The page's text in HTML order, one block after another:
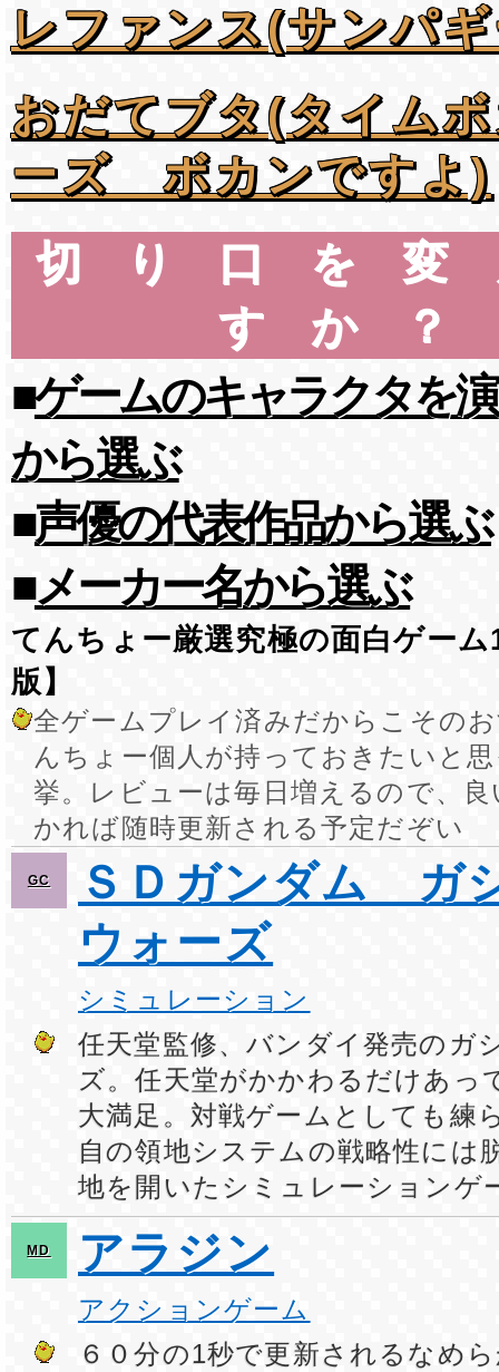
レファンス(サンパ
おだてブタ(タイム
ーズ ボカンですよ)
切り口を
すか？
■ゲームのキャラクタを
から選ぶ
■声優の代表作品から選ぶ
■メーカー名から選ぶ
てんちょー厳選究極の面白ゲー
版】
全ゲームプレイ済みだからこその
んちょー個人が持っておきたいと
挙。レビューは毎日増えるので、
かれば随時更新される予定だぞい
GC
ＳＤガンダム ガ
ウォーズ
シミュレーション
任天堂監修、バンダイ発売のガ
ズ。任天堂がかかわるだけあっ
大満足。対戦ゲームとしても練
自の領地システムの戦略性には
地を開いたシミュレーションゲ
MD アラジン
アクションゲーム
６０分の1秒で更新されるなめ